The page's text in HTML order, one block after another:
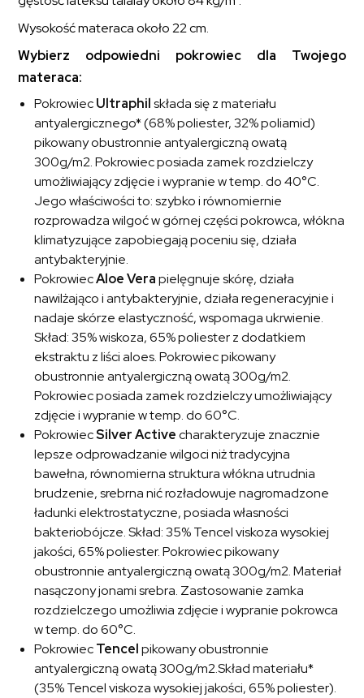
Wysokość materaca około 22 cm.
Wybierz odpowiedni pokrowiec dla Twojego
materaca:
PokrowiecUltraphilskłada się z materiału
antyalergicznego* (68% poliester, 32% poliamid)
pikowany obustronnie antyalergiczną owatą
300g/m2. Pokrowiec posiada zamek rozdzielczy
umożliwiający zdjęcie i wypranie w temp. do 40°C.
Jego właściwości to: szybko i równomiernie
rozprowadza wilgoć w górnej części pokrowca, włókna
klimatyzujące zapobiegają poceniu się, działa
antybakteryjnie.
PokrowiecAloe Verapielęgnuje skórę, działa
nawilżająco i antybakteryjnie, działa regeneracyjnie i
nadaje skórze elastyczność, wspomaga ukrwienie.
Skład: 35% wiskoza, 65% poliester z dodatkiem
ekstraktu z liści aloes. Pokrowiec pikowany
obustronnie antyalergiczną owatą 300g/m2.
Pokrowiec posiada zamek rozdzielczy umożliwiający
zdjęcie i wypranie w temp. do 60°C.
PokrowiecSilver Activecharakteryzuje znacznie
lepsze odprowadzanie wilgoci niż tradycyjna
bawełna, równomierna struktura włókna utrudnia
brudzenie, srebrna nić rozładowuje nagromadzone
ładunki elektrostatyczne, posiada własności
bakteriobójcze. Skład: 35% Tencel viskoza wysokiej
jakości, 65% poliester. Pokrowiec pikowany
obustronnie antyalergiczną owatą 300g/m2. Materiał
nasączony jonami srebra. Zastosowanie zamka
rozdzielczego umożliwia zdjęcie i wypranie pokrowca
w temp. do 60°C.
PokrowiecTencelpikowany obustronnie
antyalergiczną owatą 300g/m2.Skład materiału*
(35% Tencel viskoza wysokiej jakości, 65% poliester).